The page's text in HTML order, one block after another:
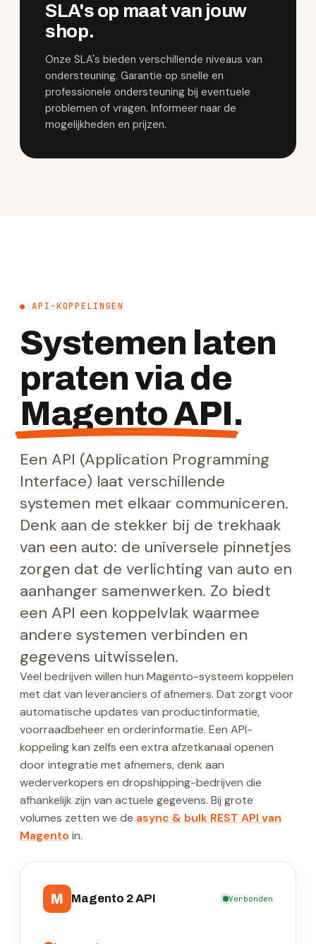
SLA's op maat van jouw
shop.
Onze SLA's bieden verschillende niveaus van
ondersteuning. Garantie op snelle en
professionele ondersteuning bij eventuele
problemen of vragen. Informeer naar de
mogelijkheden en prijzen.
● API-KOPPELINGEN
Systemen laten
praten via de
Magento API.
Een API (Application Programming
Interface) laat verschillende
systemen met elkaar communiceren.
Denk aan de stekker bij de trekhaak
van een auto: de universele pinnetjes
zorgen dat de verlichting van auto en
aanhanger samenwerken. Zo biedt
een API een koppelvlak waarmee
andere systemen verbinden en
gegevens uitwisselen.
Veel bedrijven willen hun Magento-systeem koppelen
met dat van leveranciers of afnemers. Dat zorgt voor
automatische updates van productinformatie,
voorraadbeheer en orderinformatie. Een API-
koppeling kan zelfs een extra afzetkanaal openen
door integratie met afnemers, denk aan
wederverkopers en dropshipping-bedrijven die
afhankelijk zijn van actuele gegevens. Bij grote
volumes zetten we de async & bulk REST API van
Magento in.
M Magento 2 API Verbonden